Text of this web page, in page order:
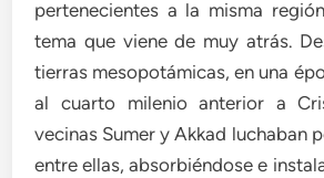
pertenecientes a la misma
tema que viene de muy atrás.
tierras mesopotámicas, en una
al cuarto milenio anterior a
vecinas Sumer y Akkad luchaban
entre ellas, absorbiéndose e